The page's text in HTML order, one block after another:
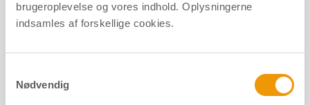
brugeroplevelse og vores indhold. Oplysningerne
indsamles af forskellige cookies.
Nødvendig
Kategorier